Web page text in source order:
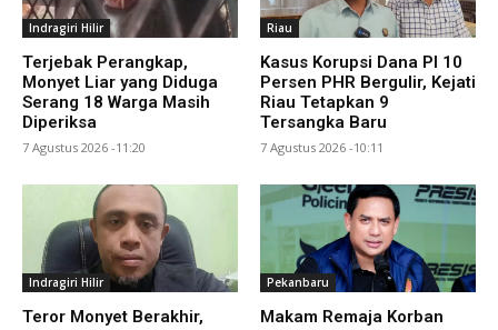
Indragiri Hilir
Terjebak Perangkap,
Monyet Liar yang Diduga
Serang 18 Warga Masih
Diperiksa
7 Agustus 2026 -11:20
Riau
Kasus Korupsi Dana PI 10
Persen PHR Bergulir, Kejati
Riau Tetapkan 9
Tersangka Baru
7 Agustus 2026 -10:11
Indragiri Hilir
Teror Monyet Berakhir,
Pekanbaru
Makam Remaja Korban